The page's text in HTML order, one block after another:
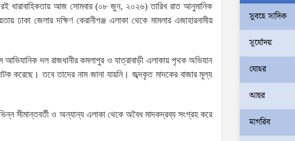
ধারাবাহিকতায় আজ সোমবার (০৮ জুন, ২০২৬) তারিখ রাত আনুমানিক
জেলার দক্ষিণ কেরানীগঞ্জ এলাকা থেকে মামলার এজাহারনামীয়
দল রাজধানীর কমলাপুর ও যাত্রাবাড়ী এলাকায় পৃথক অভিযান
করেছে। তবে তাদের নাম জানা যায়নি। জব্দকৃত মাদকের বাজার মূল্য
সীমান্তবর্তী ও অন্যান্য এলাকা থেকে অবৈধ মাদকদ্রব্য সংগ্রহ করে
পার্বত্য প্রতিমন্ত্রীর
সুবহে সাদিক
সূর্যোদয়
যোহর
আছর
মাগরিব